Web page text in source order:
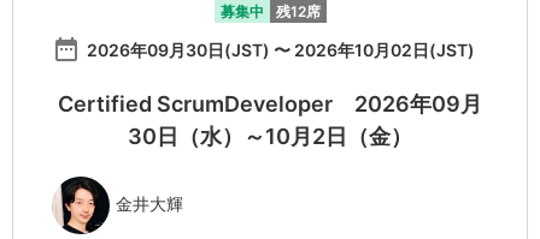
募集中 残12席
date_range 2026年09月30日(JST) 〜 2026年10月02日(JST)
Certified ScrumDeveloper 2026年09月
30日（水）～10月2日（金）
金井大輝